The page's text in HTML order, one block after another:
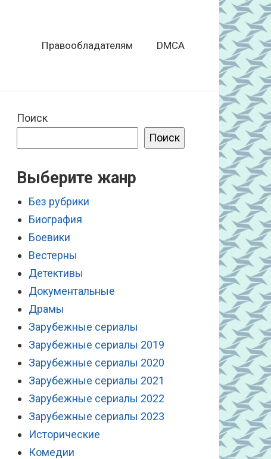
Правообладателям DMCA
Поиск
Поиск
Выберите жанр
Без рубрики
Биография
Боевики
Вестерны
Детективы
Документальные
Драмы
Зарубежные сериалы
Зарубежные сериалы 2019
Зарубежные сериалы 2020
Зарубежные сериалы 2021
Зарубежные сериалы 2022
Зарубежные сериалы 2023
Исторические
Комедии